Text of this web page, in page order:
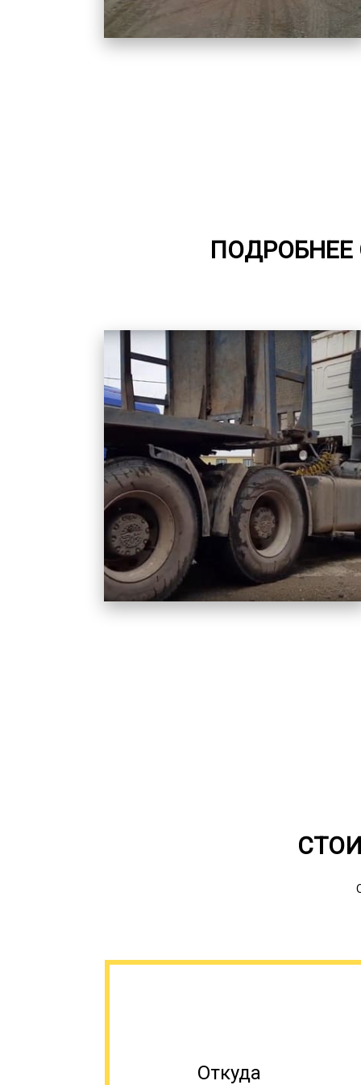
ПОДРОБНЕЕ
Откуда